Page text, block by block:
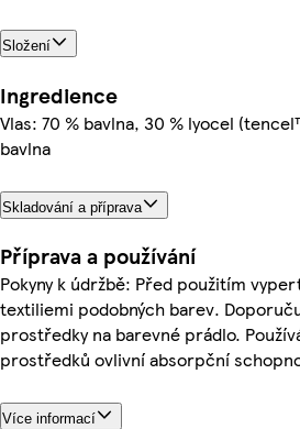
Složení
Ingredience
Vlas: 70 % bavlna, 30 % lyocel
bavlna
Skladování a příprava
Příprava a používání
Pokyny k údržbě: Před použitím
textiliemi podobných barev.
prostředky na barevné prádlo.
prostředků ovlivní absorpční
Více informací